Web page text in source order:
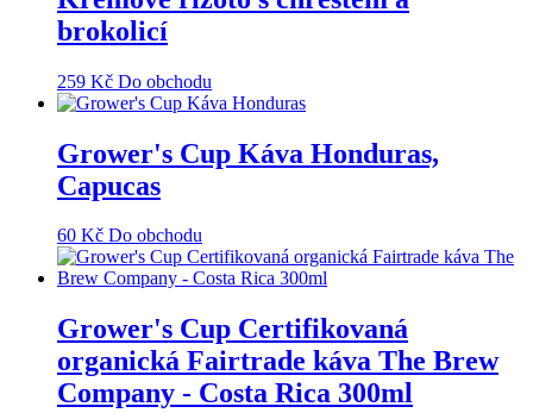
brokolicí
259 Kč Do obchodu
Grower's Cup Káva Honduras,
Capucas
60 Kč Do obchodu
Grower's Cup Certifikovaná
organická Fairtrade káva The Brew
Company - Costa Rica 300ml